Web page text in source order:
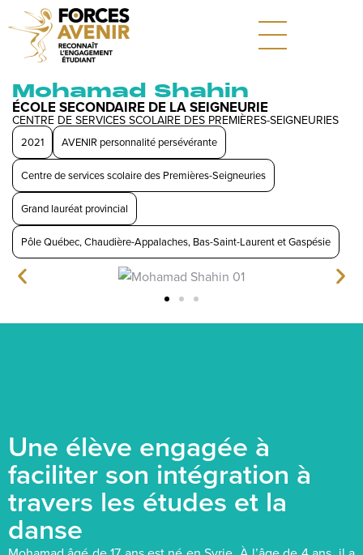
Mohamad Shahin
ÉCOLE SECONDAIRE DE LA SEIGNEURIE
CENTRE DE SERVICES SCOLAIRE DES PREMIÈRES-SEIGNEURIES
2021 AVENIR personnalité persévérante
Centre de services scolaire des Premières-Seigneuries
Grand lauréat provincial
Pôle Québec, Chaudière-Appalaches, Bas-Saint-Laurent et Gaspésie
Une élève engagée à
faciliter son intégration à
travers les études et la
danse